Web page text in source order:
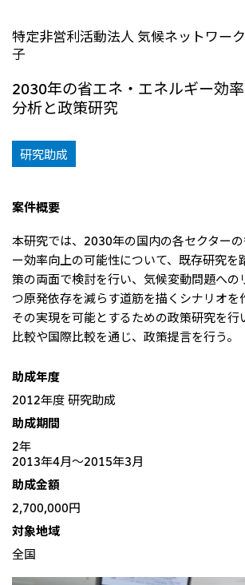
モロッコで、世界で、タン
パク質バリューチェーン
八代 侑輝
すべては、志からはじま
る。
会社概要
経営理念
国内・海外拠点
事業本部紹介
コーポレート・ガバナンス
三井物産の人材マネジメント
ライブラリー
会社案内 会社紹介映像
トップ
What's New
トピックス
2026年
2025年
2023年
2022年
2019年
2026.8.4 適時開示
従業員向け株式報酬制度の継続
2026.8.4
令和8年熊本地震被害に対する支援について
2026.8.4 適時開示
2027年3月期第1四半期決算
トップ
トップコミットメント
サステナビリティ経営
Environment
Governance
マテリアリティ
三井物産の人材マネジメント
三井物産の森
社会貢献活動
ライブラリー
「三井物産の森」LEAPアプローチ
TCFDに基づく情報開示
サステナビリティレポー
経営方針・戦略
IR資料室
IR説明会
個人株主・投資家の皆様へ
株主・株式基本情報
IRカレンダー
IRサポート
決算短信・決算情報
2026.8.4
2027年3月期第1四半期決算説明会を開催しま
Careers
トップ
三井物産について
採用情報
本店新卒採用・キャリア採用
グループ会社採用情報
Network Website
トップ
三井物産株式会社（本店）
北米
米国三井物産株式会社
カナダ三井物産株式会社
中南米
メキシコ三井物産有限会社
チリ三井物産有限会社
Social Media
Instagram
特定非営利活動法人 気候ネットワー
子
2030年の省エネ・エネルギー効
分析と政策研究
研究助成
案件概要
本研究では、2030年の国内の各セクター
ー効率向上の可能性について、既存研究を
策の両面で検討を行い、気候変動問題への
つ原発依存を減らす道筋を描くシナリオを
その実現を可能とするための政策研究を行
比較や国際比較を通じ、政策提言を行う。
助成年度
2012年度 研究助成
助成期間
2年
2013年4月～2015年3月
助成金額
2,700,000円
対象地域
全国